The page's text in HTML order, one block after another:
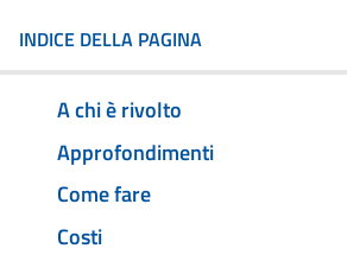
INDICE DELLA PAGINA
A chi è rivolto
Approfondimenti
Come fare
Costi